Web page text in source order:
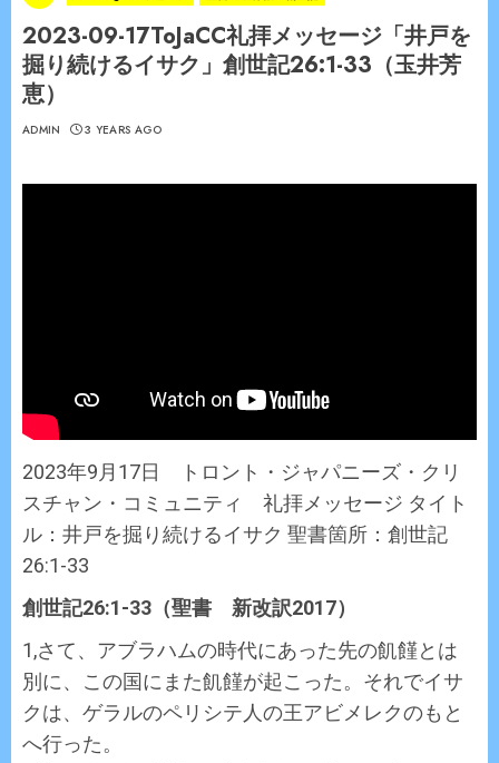
2023-09-17ToJaCC礼拝メッセージ「井戸を
掘り続けるイサク」創世記26:1-33（玉井芳
恵）
ADMIN 3 YEARS AGO
2023年9月17日 トロント・ジャパニーズ・クリ
スチャン・コミュニティ 礼拝メッセージ タイト
ル：井戸を掘り続けるイサク 聖書箇所：創世記
26:1-33
創世記26:1-33（聖書 新改訳2017）
1,さて、アブラハムの時代にあった先の飢饉とは
別に、この国にまた飢饉が起こった。それでイサ
クは、ゲラルのペリシテ人の王アビメレクのもと
へ行った。